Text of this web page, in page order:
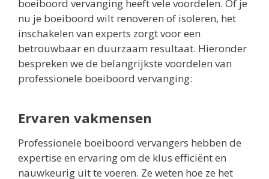
boeiboord vervanging heeft vele voordelen. Of je
nu je boeiboord wilt renoveren of isoleren, het
inschakelen van experts zorgt voor een
betrouwbaar en duurzaam resultaat. Hieronder
bespreken we de belangrijkste voordelen van
professionele boeiboord vervanging:
Ervaren vakmensen
Professionele boeiboord vervangers hebben de
expertise en ervaring om de klus efficiënt en
nauwkeurig uit te voeren. Ze weten hoe ze het